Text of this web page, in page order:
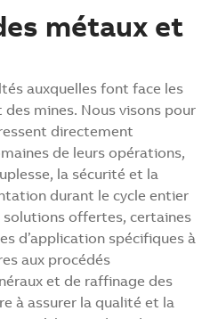
métaux et
auxquelles font face les
mines. Nous visons pour
directement
de leurs opérations,
la sécurité et la
durant le cycle entier
offertes, certaines
d’application spécifiques à
aux procédés
et de raffinage des
à assurer la qualité et la